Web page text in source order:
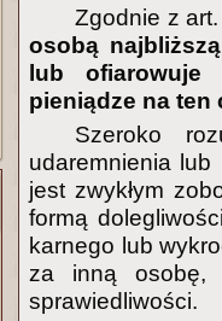
Zgodnie z
osobą
lub
pieniądze na ten
Szeroko
udaremnienia
jest zwykłym
formą
karnego lub
za inną osobę,
sprawiedliwości.